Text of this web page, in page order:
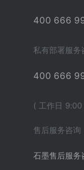
400 666
私有部署服务
400 666
( 工作日
售后服务咨询
石墨售后服务